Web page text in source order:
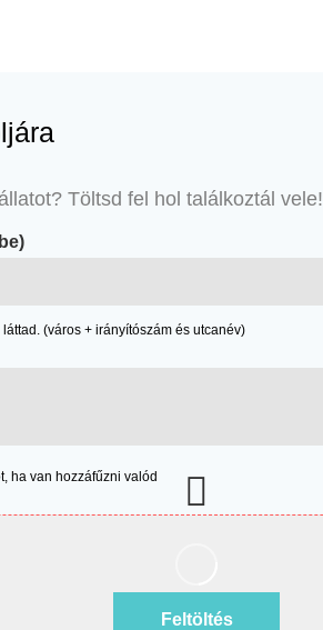
Töltsd fel hol találkoztál vele!
(város + irányítószám és utcanév)
ha van hozzáfűzni valód
Feltöltés